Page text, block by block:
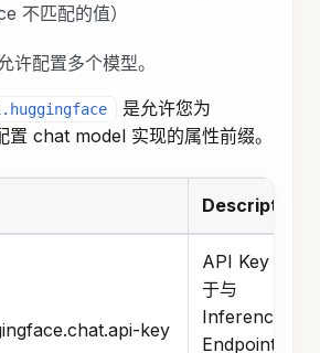
不匹配的值）
许配置多个模型。
是允许您为
chat model 实现的属性前缀。
Description
key
API Key 用
于与
Inference
Endpoint 进